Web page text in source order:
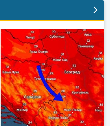
Ređa pojava pljuskova. . .